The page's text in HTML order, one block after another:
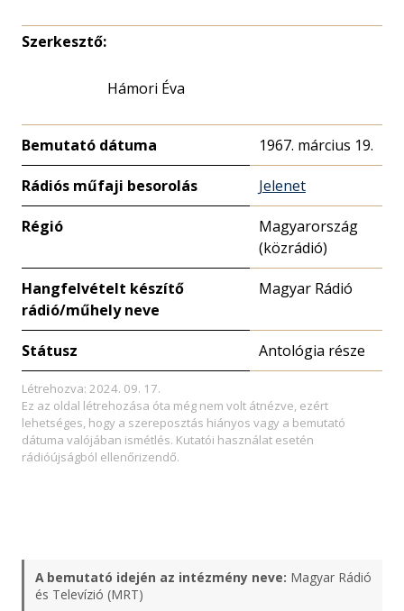
Szerkesztő:
Hámori Éva
Bemutató dátuma 1967. március 19.
Rádiós műfaji besorolás Jelenet
Régió
Magyarország
(közrádió)
Hangfelvételt készítő
rádió/műhely neve
Magyar Rádió
Státusz Antológia része
Létrehozva: 2024. 09. 17.
Ez az oldal létrehozása óta még nem volt átnézve, ezért
lehetséges, hogy a szereposztás hiányos vagy a bemutató
dátuma valójában ismétlés. Kutatói használat esetén
rádióújságból ellenőrizendő.
A bemutató idején az intézmény neve: Magyar Rádió
és Televízió (MRT)